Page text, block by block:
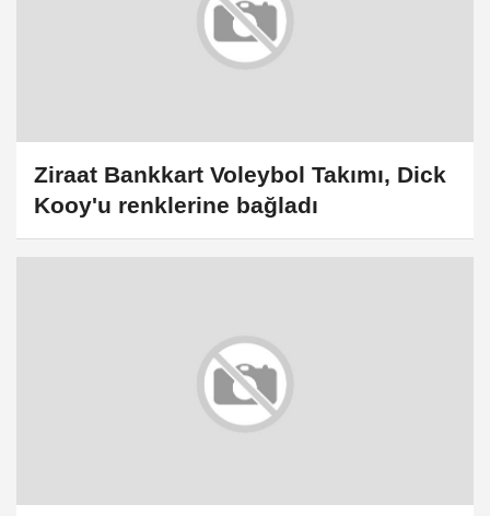
Ziraat Bankkart Voleybol Takımı, Dick
Kooy'u renklerine bağladı